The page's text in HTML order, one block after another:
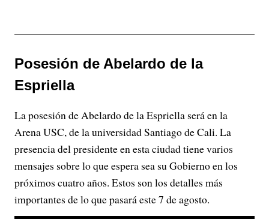
Posesión de Abelardo de la
Espriella
La posesión de Abelardo de la Espriella será en la
Arena USC, de la universidad Santiago de Cali. La
presencia del presidente en esta ciudad tiene varios
mensajes sobre lo que espera sea su Gobierno en los
próximos cuatro años. Estos son los detalles más
importantes de lo que pasará este 7 de agosto.